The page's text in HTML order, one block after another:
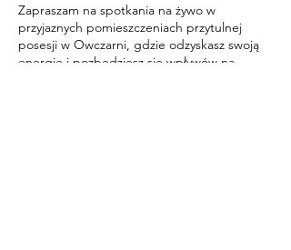
Zapraszam na spotkania na żywo w
przyjaznych pomieszczeniach przytulnej
posesji w Owczarni, gdzie odzyskasz swoją
energię i pozbędziesz się wpływów na